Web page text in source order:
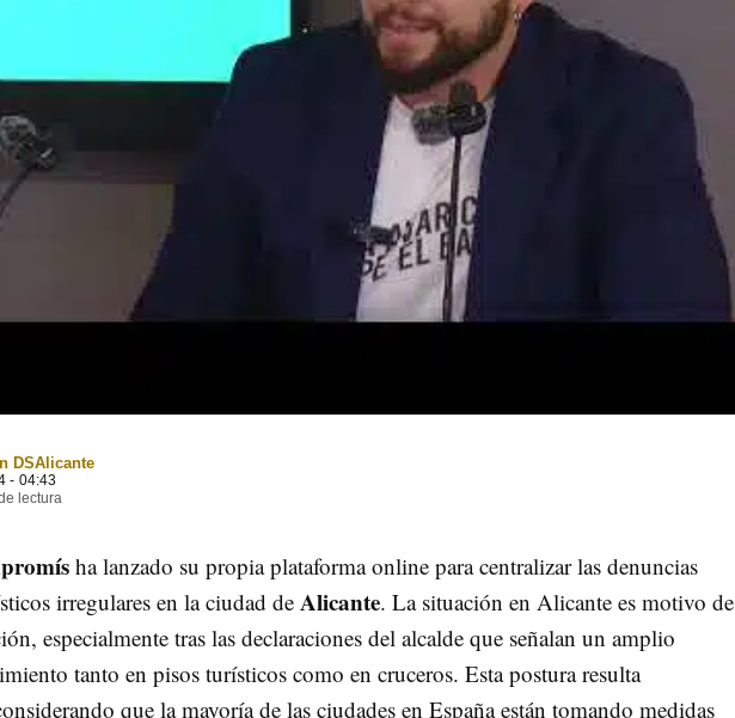
DSAlicante
- 04:43
lectura
ha lanzado su propia plataforma online para centralizar las denuncias
irregulares en la ciudad de Alicante. La situación en Alicante es motivo de
especialmente tras las declaraciones del alcalde que señalan un amplio
tanto en pisos turísticos como en cruceros. Esta postura resulta
que la mayoría de las ciudades en España están tomando medidas